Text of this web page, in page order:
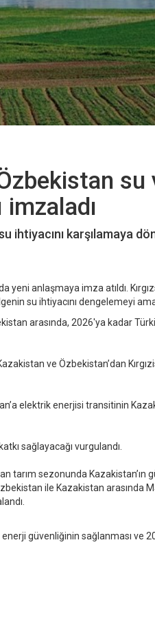
su
ihtiyacını karşılamaya
yeni anlaşmaya imza atıldı.
su ihtiyacını dengelemeyi
arasında, 2026'ya kadar
ve Özbekistan’dan
elektrik enerjisi transitinin
sağlayacağı vurgulandı.
tarım sezonunda
ile Kazakistan arasında
güvenliğinin sağlanması ve